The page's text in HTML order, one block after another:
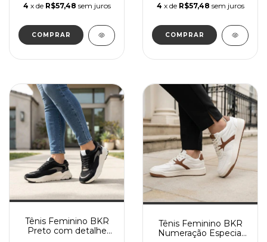
4 x de R$57,48 sem juros
COMPRAR
4 x de R$57,48 sem juros
COMPRAR
Tênis Feminino BKR
Preto com detalhe
Tênis Feminino BKR
Numeração Especial